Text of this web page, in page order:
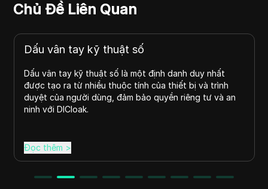
Chủ Đề Liên Quan
Dấu vân tay kỹ thuật số
Dấu vân tay kỹ thuật số là một định danh duy nhất
được tạo ra từ nhiều thuộc tính của thiết bị và trình
duyệt của người dùng, đảm bảo quyền riêng tư và an
ninh với DICloak.
Đọc thêm >